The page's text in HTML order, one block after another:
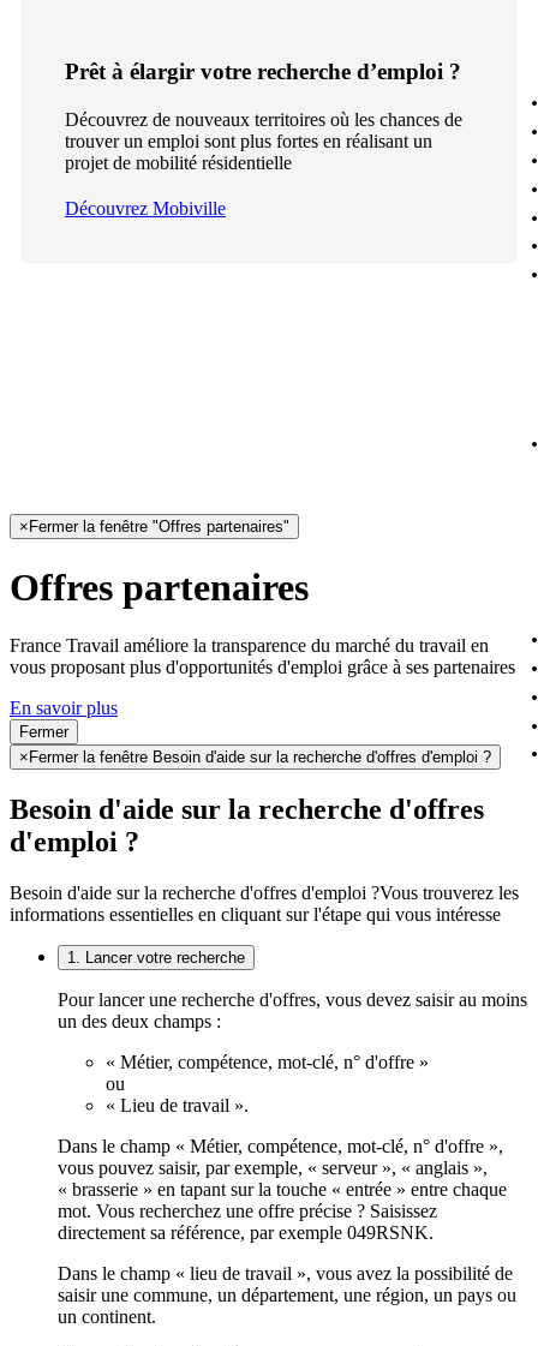
Prêt à élargir votre recherche d’emploi ?
Découvrez de nouveaux territoires où les chances de
trouver un emploi sont plus fortes en réalisant un
projet de mobilité résidentielle
Découvrez Mobiville
× Fermer la fenêtre "Offres partenaires"
Offres partenaires
France Travail améliore la transparence du marché du travail en
vous proposant plus d'opportunités d'emploi grâce à ses partenaires
En savoir plus
Fermer
× Fermer la fenêtre Besoin d'aide sur la recherche d'offres d'emploi ?
Besoin d'aide sur la recherche d'offres
d'emploi ?
Besoin d'aide sur la recherche d'offres d'emploi ?Vous trouverez les
informations essentielles en cliquant sur l'étape qui vous intéresse
1. Lancer votre recherche
Pour lancer une recherche d'offres, vous devez saisir au moins
un des deux champs :
« Métier, compétence, mot-clé, n° d'offre »
ou
« Lieu de travail ».
Dans le champ « Métier, compétence, mot-clé, n° d'offre »,
vous pouvez saisir, par exemple, « serveur », « anglais »,
« brasserie » en tapant sur la touche « entrée » entre chaque
mot. Vous recherchez une offre précise ? Saisissez
directement sa référence, par exemple 049RSNK.
Dans le champ « lieu de travail », vous avez la possibilité de
saisir une commune, un département, une région, un pays ou
un continent.